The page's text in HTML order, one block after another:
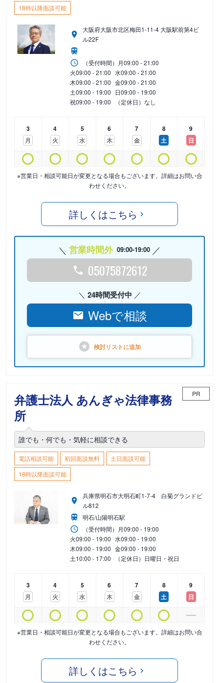
18時以降面談可能
大阪府大阪市北区梅田1-11-4 大阪駅前第4ビ
ル22F
（受付時間） 月09:00 - 21:00
火09:00 - 21:00 水09:00 - 21:00
木09:00 - 21:00 金09:00 - 21:00
土09:00 - 19:00 日09:00 - 19:00
祝09:00 - 19:00 （定休日）なし
3
月
4
火
5
水
6
木
7
金
8
土
9
日
※営業日・相談可能日が変更となる場合もございます。詳細はお問い合
わせください。
詳しくはこちら
営業時間外 09:00-19:00
05075872612
24時間受付中
Webで相談
検討リストに追加
弁護士法人 あんぎゃ法律事務
所
PR
誰でも・何でも・気軽に相談できる
電話相談可能 初回面談無料
土日面談可能
18時以降面談可能
兵庫県明石市大明石町1-7-4 白菊グランドビ
ル812
明石/山陽明石駅
（受付時間） 月09:00 - 19:00
火09:00 - 19:00 水09:00 - 19:00
木09:00 - 19:00 金09:00 - 19:00
土10:00 - 17:00 （定休日）日曜日・祝日
3
月
4
火
5
水
6
木
7
金
8
土
9
日
※営業日・相談可能日が変更となる場合もございます。詳細はお問い合
わせください。
詳しくはこちら